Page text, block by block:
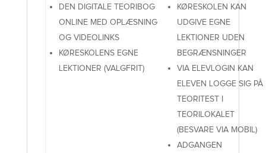
DEN DIGITALE TEORIBOG
ONLINE MED OPLÆSNING
OG VIDEOLINKS
KØRESKOLENS EGNE
LEKTIONER (VALGFRIT)
KØRESKOLEN KAN
UDGIVE EGNE
LEKTIONER UDEN
BEGRÆNSNINGER
VIA ELEVLOGIN KAN
ELEVEN LOGGE SIG PÅ
TEORITEST I
TEORILOKALET
(BESVARE VIA MOBIL)
ADGANGEN